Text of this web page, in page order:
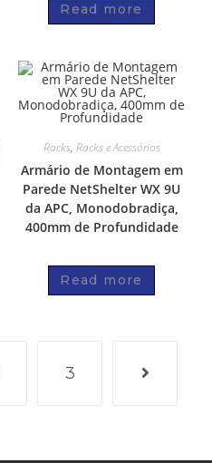
Read more
Racks, Racks e Acessórios
Armário de Montagem em
Parede NetShelter WX 9U
da APC, Monodobradiça,
400mm de Profundidade
Read more
3